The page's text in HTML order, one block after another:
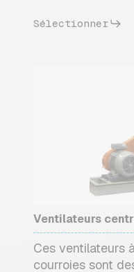
Sélectionner
Ventilateurs
Ces ventilateurs
courroies sont